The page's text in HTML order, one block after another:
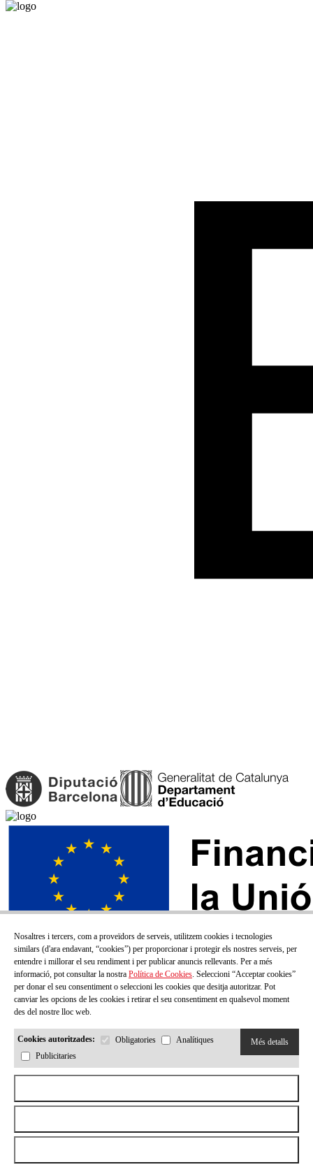
SUBSCRIU-TE AL NOSTRE BUTLLETÍ!
Correu electrónic
Nosaltres i tercers, com a proveïdors de serveis, utilitzem cookies i tecnologies
similars (d'ara endavant, “cookies”) per proporcionar i protegir els nostres serveis, per
entendre i millorar el seu rendiment i per publicar anuncis rellevants. Per a més
informació, pot consultar la nostra Política de Cookies. Seleccioni “Acceptar cookies”
per donar el seu consentiment o seleccioni les cookies que desitja autoritzar. Pot
canviar les opcions de les cookies i retirar el seu consentiment en qualsevol moment
des del nostre lloc web.
Cookies autoritzades: Obligatories
Analítiques
Publicitaries
Més detalls